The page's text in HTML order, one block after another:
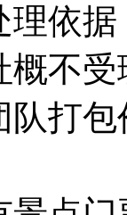
依
概不受
队打